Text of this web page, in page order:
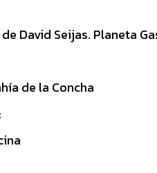
de David Seijas. Planeta
de la Concha